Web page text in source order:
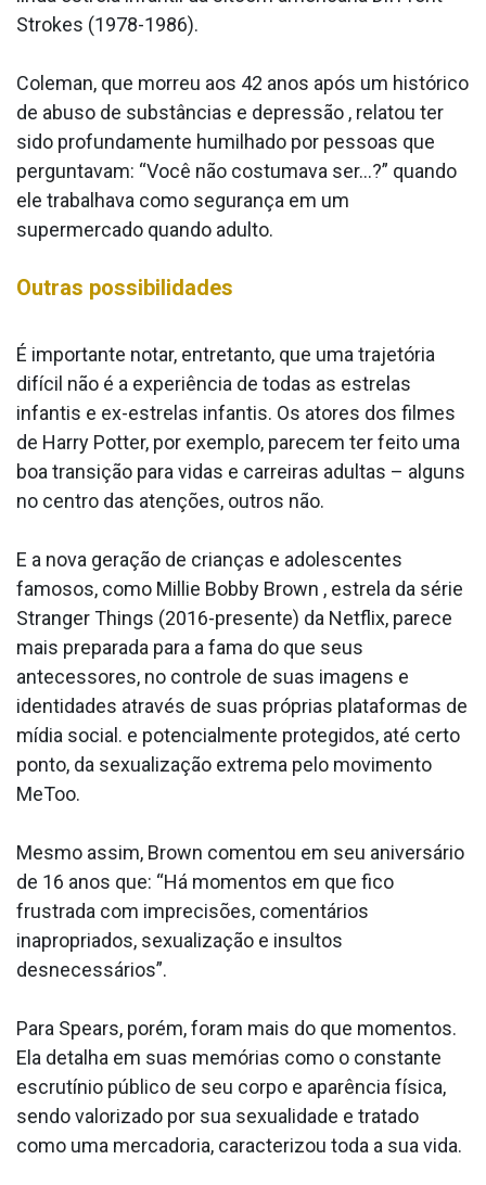
Strokes (1978-1986).
Coleman, que morreu aos 42 anos após um histórico
de abuso de substâncias e depressão , relatou ter
sido profundamente humilhado por pessoas que
perguntavam: “Você não costumava ser...?” quando
ele trabalhava como segurança em um
supermercado quando adulto.
Outras possibilidades
É importante notar, entretanto, que uma trajetória
difícil não é a experiência de todas as estrelas
infantis e ex-estrelas infantis. Os atores dos filmes
de Harry Potter, por exemplo, parecem ter feito uma
boa transição para vidas e carreiras adultas – alguns
no centro das atenções, outros não.
E a nova geração de crianças e adolescentes
famosos, como Millie Bobby Brown , estrela da série
Stranger Things (2016-presente) da Netflix, parece
mais preparada para a fama do que seus
antecessores, no controle de suas imagens e
identidades através de suas próprias plataformas de
mídia social. e potencialmente protegidos, até certo
ponto, da sexualização extrema pelo movimento
MeToo.
Mesmo assim, Brown comentou em seu aniversário
de 16 anos que: “Há momentos em que fico
frustrada com imprecisões, comentários
inapropriados, sexualização e insultos
desnecessários”.
Para Spears, porém, foram mais do que momentos.
Ela detalha em suas memórias como o constante
escrutínio público de seu corpo e aparência física,
sendo valorizado por sua sexualidade e tratado
como uma mercadoria, caracterizou toda a sua vida.